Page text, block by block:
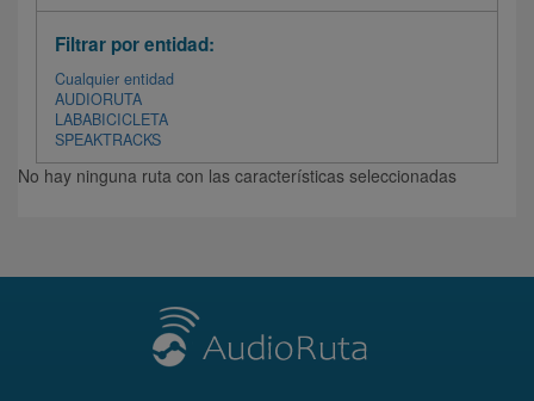
Filtrar por entidad:
Cualquier entidad
AUDIORUTA
LABABICICLETA
SPEAKTRACKS
No hay ninguna ruta con las características seleccionadas